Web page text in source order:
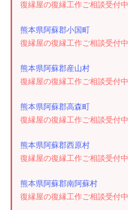
復縁屋の復縁工作ご相談受付中
熊本県阿蘇郡小国町
復縁屋の復縁工作ご相談受付中
熊本県阿蘇郡産山村
復縁屋の復縁工作ご相談受付中
熊本県阿蘇郡高森町
復縁屋の復縁工作ご相談受付中
熊本県阿蘇郡西原村
復縁屋の復縁工作ご相談受付中
熊本県阿蘇郡南阿蘇村
復縁屋の復縁工作ご相談受付中